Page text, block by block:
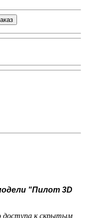
"Пилот 3D
доступа к скрытым